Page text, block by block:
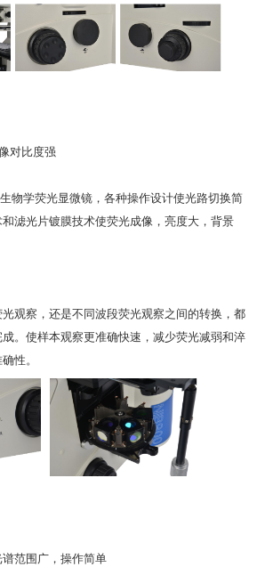
对比度强
物学荧光显微镜，各种操作设计使光路切换简
滤光片镀膜技术使荧光成像，亮度大，背景
观察，还是不同波段荧光观察之间的转换，都
。使样本观察更准确快速，减少荧光减弱和淬
性。
范围广，操作简单